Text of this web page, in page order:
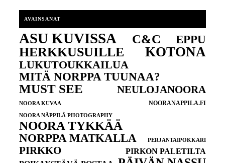
AVAINSANAT
ASU KUVISSA C&C EPPU
HERKKUSUILLE KOTONA
LUKUTOUKKAILUA
MITÄ NORPPA TUUNAA?
MUST SEE NEULOJANOORA
NOORA KUVAA NOORANAPPILA.FI
NOORA NÄPPILÄ PHOTOGRAPHY
NOORA TYKKÄÄ
NORPPA MATKALLA PERJANTAIPOKKARI
PIRKKO
PIRKON PALETILTA